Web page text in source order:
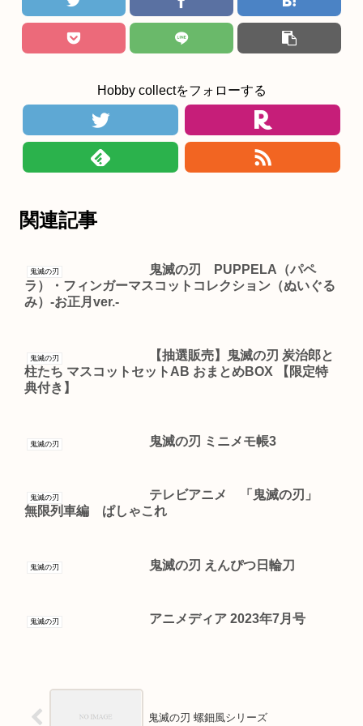
Hobby collectをフォローする
関連記事
鬼滅の刃
鬼滅の刃 PUPPELA（パペ
ラ）・フィンガーマスコットコレクション（ぬいぐる
み）-お正月ver.-
鬼滅の刃
【抽選販売】鬼滅の刃 炭治郎と
柱たち マスコットセットAB おまとめBOX 【限定特
典付き】
鬼滅の刃 鬼滅の刃 ミニメモ帳3
鬼滅の刃
テレビアニメ 「鬼滅の刃」
無限列車編 ぱしゃこれ
鬼滅の刃 鬼滅の刃 えんぴつ日輪刀
鬼滅の刃 アニメディア 2023年7月号
鬼滅の刃 螺鈿風シリーズ